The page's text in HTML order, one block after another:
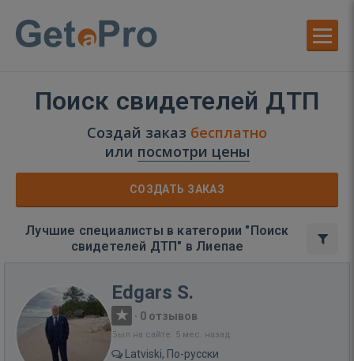
Поиск свидетелей ДТП
Создай заказ бесплатно
или посмотри цены
СОЗДАТЬ ЗАКАЗ
Лучшие специалисты в категории "Поиск
свидетелей ДТП" в Лиепае
Edgars S.
· 0 отзывов
Был на сайте: 5 мес. назад
Latviski, По-русски